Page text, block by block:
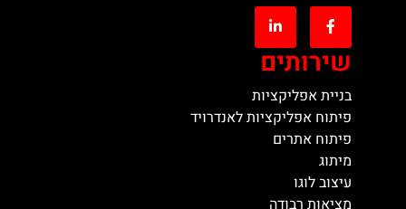
שירותים
בניית אפליקציות
פיתוח אפליקציות לאנדרויד
פיתוח אתרים
מיתוג
עיצוב לוגו
מציאות רבודה